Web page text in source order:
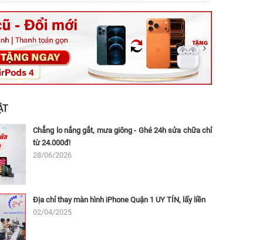
Tăng Nhơn Phú, Hồ Chí Minh (Q.9 TP. Thủ Đức cũ)
Thủ Đức, Hồ Chí Minh (Bình Thọ, TP. Thủ Đức Cũ)
Dĩ An, Hồ Chí Minh (Bình Dương Cũ)
162A Ba Cu, Vũng Tàu, Hồ Chí Minh (TP. Vũng Tàu cũ)
Chẳng lo nắng gắt, mưa giông - Ghé 24h sửa chữa chỉ
từ 24.000đ!
28/06/2026
Địa chỉ thay màn hình iPhone Quận 1 UY TÍN, lấy liền
02/04/2025